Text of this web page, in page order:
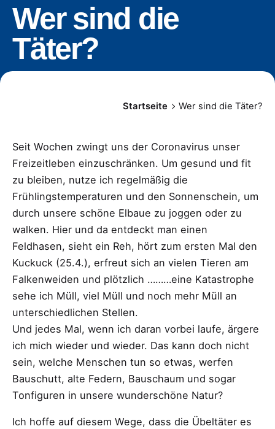
Wer sind die
Täter?
Startseite Wer sind die Täter?
Seit Wochen zwingt uns der Coronavirus unser
Freizeitleben einzuschränken. Um gesund und fit
zu bleiben, nutze ich regelmäßig die
Frühlingstemperaturen und den Sonnenschein, um
durch unsere schöne Elbaue zu joggen oder zu
walken. Hier und da entdeckt man einen
Feldhasen, sieht ein Reh, hört zum ersten Mal den
Kuckuck (25.4.), erfreut sich an vielen Tieren am
Falkenweiden und plötzlich ………eine Katastrophe
sehe ich Müll, viel Müll und noch mehr Müll an
unterschiedlichen Stellen.
Und jedes Mal, wenn ich daran vorbei laufe, ärgere
ich mich wieder und wieder. Das kann doch nicht
sein, welche Menschen tun so etwas, werfen
Bauschutt, alte Federn, Bauschaum und sogar
Tonfiguren in unsere wunderschöne Natur?
Ich hoffe auf diesem Wege, dass die Übeltäter es